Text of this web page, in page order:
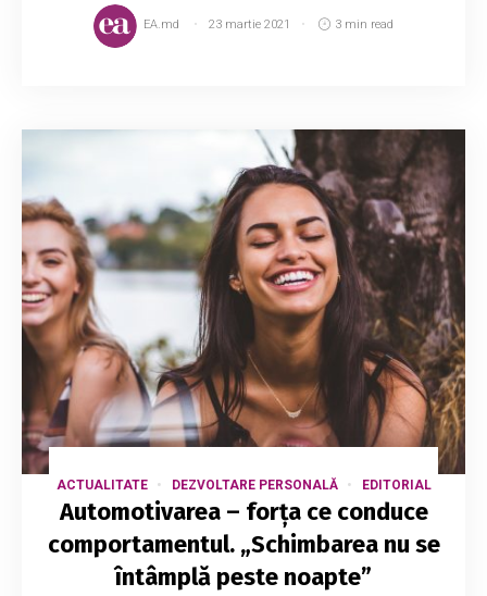
EA.md 23 martie 2021 3 min read
ACTUALITATE DEZVOLTARE PERSONALĂ EDITORIAL
Automotivarea – forța ce conduce
comportamentul. „Schimbarea nu se
întâmplă peste noapte”